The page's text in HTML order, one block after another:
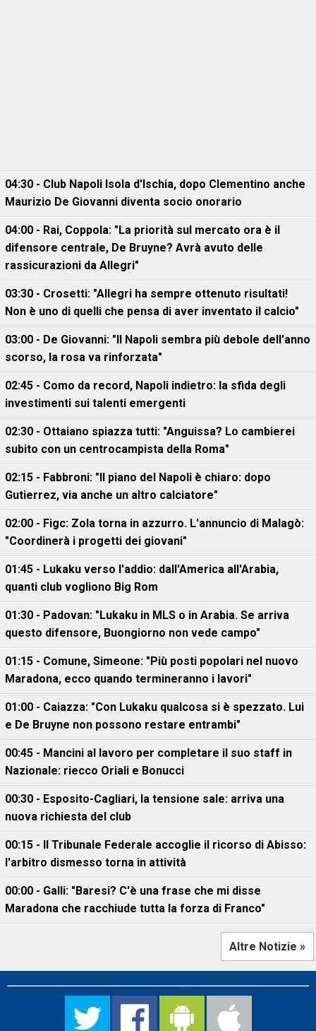
04:30 - Club Napoli Isola d'Ischia, dopo Clementino anche
Maurizio De Giovanni diventa socio onorario
04:00 - Rai, Coppola: "La priorità sul mercato ora è il
difensore centrale, De Bruyne? Avrà avuto delle
rassicurazioni da Allegri"
03:30 - Crosetti: "Allegri ha sempre ottenuto risultati!
Non è uno di quelli che pensa di aver inventato il calcio"
03:00 - De Giovanni: "Il Napoli sembra più debole dell'anno
scorso, la rosa va rinforzata"
02:45 - Como da record, Napoli indietro: la sfida degli
investimenti sui talenti emergenti
02:30 - Ottaiano spiazza tutti: "Anguissa? Lo cambierei
subito con un centrocampista della Roma"
02:15 - Fabbroni: "Il piano del Napoli è chiaro: dopo
Gutierrez, via anche un altro calciatore"
02:00 - Figc: Zola torna in azzurro. L'annuncio di Malagò:
"Coordinerà i progetti dei giovani"
01:45 - Lukaku verso l'addio: dall'America all'Arabia,
quanti club vogliono Big Rom
01:30 - Padovan: "Lukaku in MLS o in Arabia. Se arriva
questo difensore, Buongiorno non vede campo"
01:15 - Comune, Simeone: "Più posti popolari nel nuovo
Maradona, ecco quando termineranno i lavori"
01:00 - Caiazza: "Con Lukaku qualcosa si è spezzato. Lui
e De Bruyne non possono restare entrambi"
00:45 - Mancini al lavoro per completare il suo staff in
Nazionale: riecco Oriali e Bonucci
00:30 - Esposito-Cagliari, la tensione sale: arriva una
nuova richiesta del club
00:15 - Il Tribunale Federale accoglie il ricorso di Abisso:
l'arbitro dismesso torna in attività
00:00 - Galli: "Baresi? C'è una frase che mi disse
Maradona che racchiude tutta la forza di Franco"
Altre Notizie »